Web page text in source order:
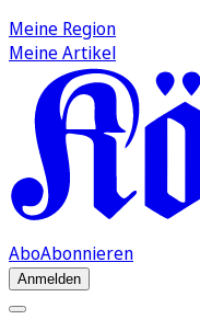
Meine Region
Meine Artikel
AboAbonnieren
Anmelden